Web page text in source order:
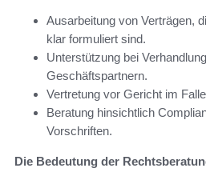
Ausarbeitung von Verträgen,
klar formuliert sind.
Unterstützung bei
Geschäftspartnern.
Vertretung vor Gericht im
Beratung hinsichtlich
Vorschriften.
Die Bedeutung der